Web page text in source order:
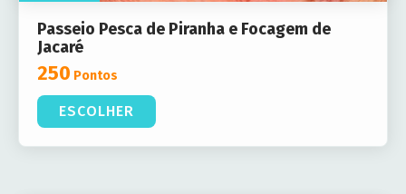
Passeio Pesca de Piranha e Focagem de
Jacaré
250 Pontos
ESCOLHER